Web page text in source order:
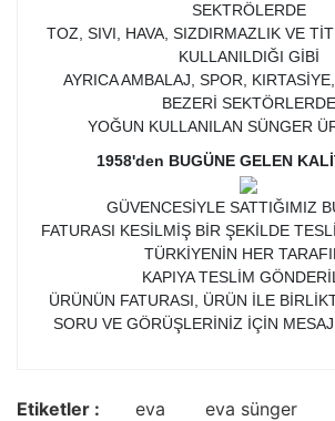
SEKTRÖLERDE
TOZ, SIVI, HAVA, SIZDIRMAZLIK VE
KULLANILDIĞI GİBİ
AYRICA AMBALAJ, SPOR,
BEZERİ SEKTÖRLERDE
YOĞUN KULLANILAN SÜNGER
1958'den BUGÜNE GELEN
GÜVENCESİYLE SATTIĞIMIZ
FATURASI KESİLMİŞ BİR ŞEKİLDE
TÜRKİYENİN HER
KAPIYA TESLİM
ÜRÜNÜN FATURASI, ÜRÜN İLE
SORU VE GÖRÜŞLERİNİZ İÇİN
Etiketler : eva
eva sünger